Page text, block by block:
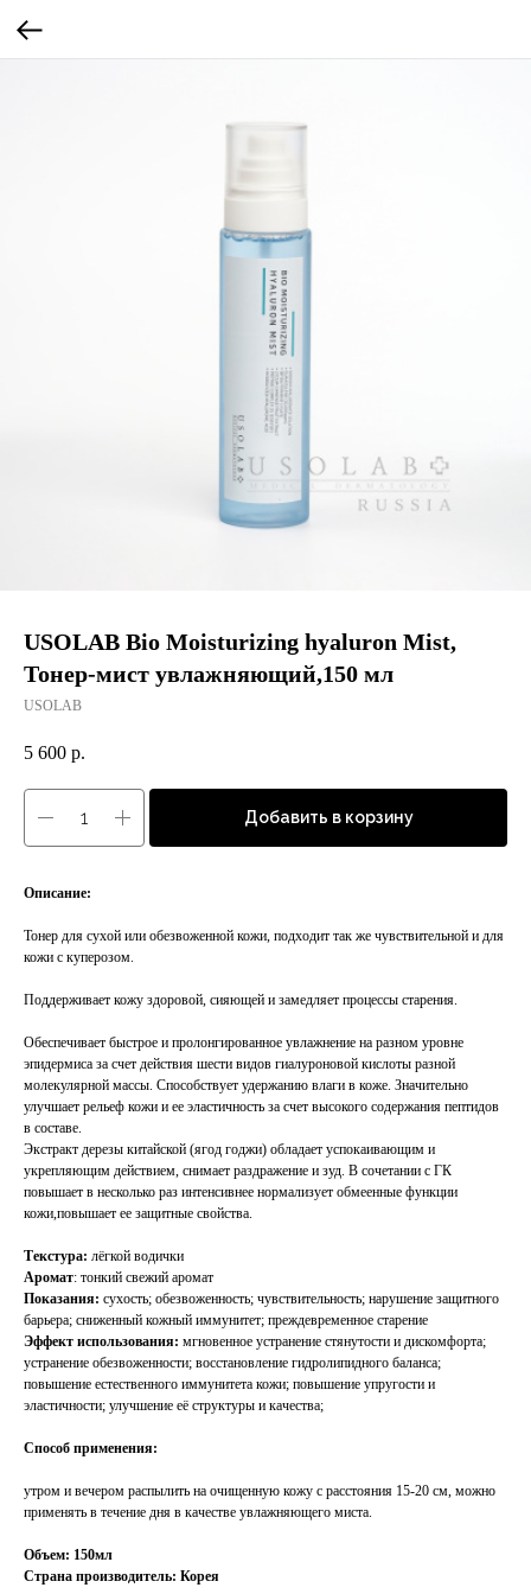
USOLAB Bio Moisturizing hyaluron Mist,
Тонер-мист увлажняющий,150 мл
USOLAB
5 600 р.
Добавить в корзину
Описание:
Тонер для сухой или обезвоженной кожи, подходит так же чувствительной и для
кожи с куперозом.
Поддерживает кожу здоровой, сияющей и замедляет процессы старения.
Обеспечивает быстрое и пролонгированное увлажнение на разном уровне
эпидермиса за счет действия шести видов гиалуроновой кислоты разной
молекулярной массы. Способствует удержанию влаги в коже. Значительно
улучшает рельеф кожи и ее эластичность за счет высокого содержания пептидов
в составе.
Экстракт дерезы китайской (ягод годжи) обладает успокаивающим и
укрепляющим действием, снимает раздражение и зуд. В сочетании с ГК
повышает в несколько раз интенсивнее нормализует обмеенные функции
кожи,повышает ее защитные свойства.
Текстура: лёгкой водички
Аромат: тонкий свежий аромат
Показания: сухость; обезвоженность; чувствительность; нарушение защитного
барьера; сниженный кожный иммунитет; преждевременное старение
Эффект использования: мгновенное устранение стянутости и дискомфорта;
устранение обезвоженности; восстановление гидролипидного баланса;
повышение естественного иммунитета кожи; повышение упругости и
эластичности; улучшение её структуры и качества;
Способ применения:
утром и вечером распылить на очищенную кожу с расстояния 15-20 см, можно
применять в течение дня в качестве увлажняющего миста.
Объем: 150мл
Страна производитель: Корея